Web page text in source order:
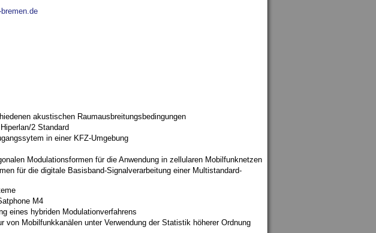
akustischen Raumausbreitungsbedingungen
2 Standard
in einer KFZ-Umgebung
Modulationsformen für die Anwendung in zellularen Mobilfunknetzen
für die digitale Basisband-Signalverarbeitung einer Multistandard-
M4
eines hybriden Modulationverfahrens
Mobilfunkkanälen unter Verwendung der Statistik höherer Ordnung